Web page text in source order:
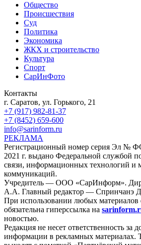
Общество
Происшествия
Суд
Политика
Экономика
ЖКХ и строительство
Культура
Спорт
СарИнФото
Контакты
г. Саратов, ул. Горького, 21
+7 (917) 982-81-37
+7 (8452) 659-600
info@sarinform.ru
РЕКЛАМА
Регистрационный номер серия Эл №
2021 г. выдано Федеральной службой
связи, информационных технологий и
коммуникаций.
Учредитель — ООО «СарИнформ».
А.А. Главный редактор — Спринчанэ
При использовании любых
обязательна гиперссылка на
новостью.
Редакция не несет ответственность за
информации в рекламных материалах.